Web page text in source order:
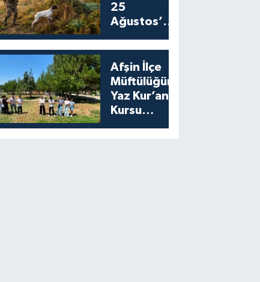
25
Ağustos’ta
Avıyla
Açılıyor
Afşin İlçe
Müftülüğünden
Yaz Kur’an
Kursu